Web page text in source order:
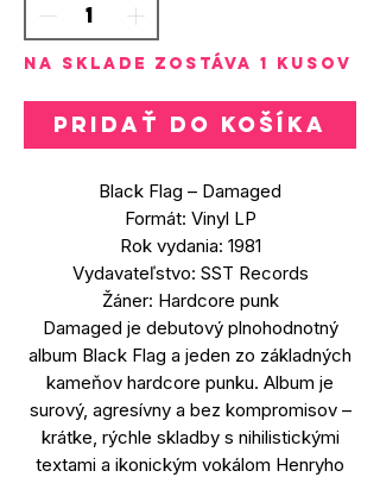
Na sklade zostáva 1 kusov
Pridať do košíka
Black Flag – Damaged
Formát: Vinyl LP
Rok vydania: 1981
Vydavateľstvo: SST Records
Žáner: Hardcore punk
Damaged je debutový plnohodnotný
album Black Flag a jeden zo základných
kameňov hardcore punku. Album je
surový, agresívny a bez kompromisov –
krátke, rýchle skladby s nihilistickými
textami a ikonickým vokálom Henryho